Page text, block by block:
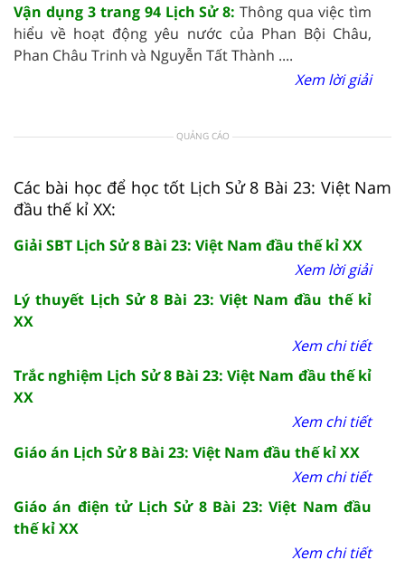
Vận dụng 3 trang 94 Lịch Sử 8:Thông qua việc tìm
hiểu về hoạt động yêu nước của Phan Bội Châu,
Phan Châu Trinh và Nguyễn Tất Thành ....
Xem lời giải
QUẢNG CÁO
Các bài học để học tốt Lịch Sử 8 Bài 23: Việt Nam
đầu thế kỉ XX:
Giải SBT Lịch Sử 8 Bài 23: Việt Nam đầu thế kỉ XX
Xem lời giải
Lý thuyết Lịch Sử 8 Bài 23: Việt Nam đầu thế kỉ
XX
Xem chi tiết
Trắc nghiệm Lịch Sử 8 Bài 23: Việt Nam đầu thế kỉ
XX
Xem chi tiết
Giáo án Lịch Sử 8 Bài 23: Việt Nam đầu thế kỉ XX
Xem chi tiết
Giáo án điện tử Lịch Sử 8 Bài 23: Việt Nam đầu
thế kỉ XX
Xem chi tiết